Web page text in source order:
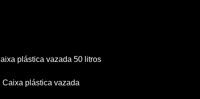
caixa plástica vazada 50 litros
caixa plástica vazada